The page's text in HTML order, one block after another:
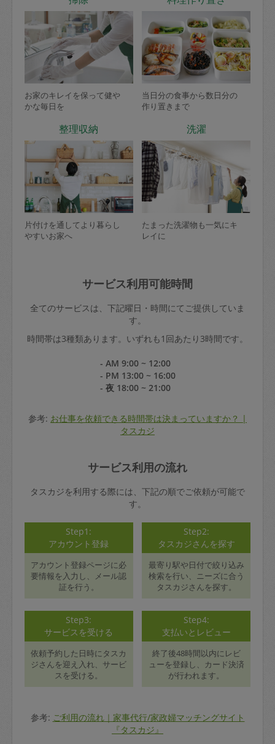
お家のキレイを保って健や
かな毎日を
当日分の食事から数日分の
作り置きまで
整理収納
片付けを通してより暮らし
やすいお家へ
洗濯
たまった洗濯物も一気にキ
レイに
サービス利用可能時間
全てのサービスは、下記曜日・時間にてご提供していま
す。
時間帯は3種類あります。いずれも1回あたり3時間です。
- AM 9:00 ~ 12:00
- PM 13:00 ~ 16:00
- 夜 18:00 ~ 21:00
参考: お仕事を依頼できる時間帯は決まっていますか？ |
タスカジ
サービス利用の流れ
タスカジを利用する際には、下記の順でご依頼が可能で
す。
Step1:
アカウント登録
アカウント登録ページに必
要情報を入力し、メール認
証を行う。
Step2:
タスカジさんを探す
最寄り駅や日付で絞り込み
検索を行い、ニーズに合う
タスカジさんを探す。
Step3:
サービスを受ける
依頼予約した日時にタスカ
ジさんを迎え入れ、サービ
スを受ける。
Step4:
支払いとレビュー
終了後48時間以内にレビ
ューを登録し、カード決済
が行われます。
参考: ご利用の流れ｜家事代行/家政婦マッチングサイト
『タスカジ』